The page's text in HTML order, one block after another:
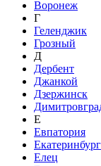
Воронеж
Г
Геленджик
Грозный
Д
Дербент
Джанкой
Дзержинск
Е
Евпатория
Екатеринбург
Елец